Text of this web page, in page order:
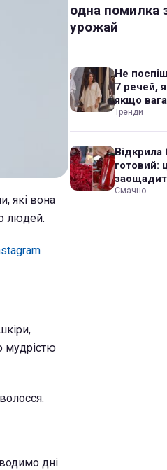
які вона
людей.
мудрістю
дні
одна помилка
урожай
Не
7 речей,
якщо
Тренди
готовий:
Смачно